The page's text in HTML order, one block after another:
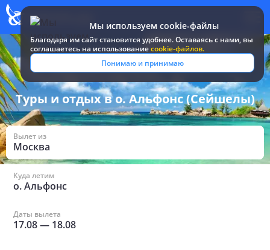
Мы используем cookie-файлы
Благодаря им сайт становится удобнее. Оставаясь c нами, вы
соглашаетесь на использованиеcookie-файлов.
Понимаю и принимаю
Все туры и путевки / Сейшелы / в о. Альфонс
Туры и отдых в о. Альфонс (Сейшелы)
Вылет из
Москва
Куда летим
о. Альфонс
Даты вылета
17.08— 18.08